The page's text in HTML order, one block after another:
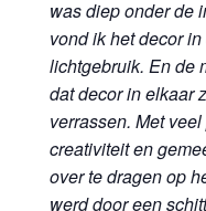
was diep onder de
vond ik het decor
lichtgebruik. En de
dat decor in elkaar
verrassen. Met
creativiteit en
over te dragen op
werd door een